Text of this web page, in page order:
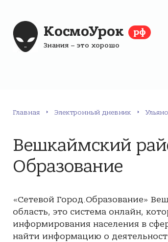
КосмоУрок рф
Знания – это хорошо
Главная Электронный дневник
Вешкаймский
Образование
«Сетевой Город.Образование»
область, это система онлайн,
информирования населения в
найти информацию о